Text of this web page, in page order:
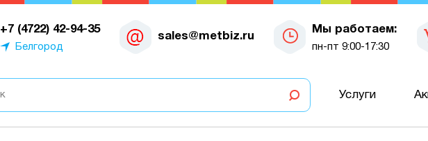
+7 (4722) 42-94-35
Белгород
sales@metbiz.ru
Мы работаем:
пн-пт 9:00-17:30
Услуги